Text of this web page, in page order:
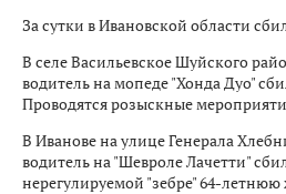
За сутки в Ивановской области
В селе Васильевское Шуйского
водитель на мопеде "Хонда Дуо"
Проводятся розыскные
В Иванове на улице Генерала
водитель на "Шевроле Лачетти"
нерегулируемой "зебре" 64-